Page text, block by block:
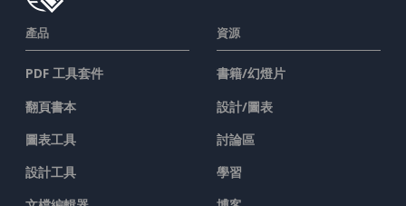
產品
PDF 工具套件
翻頁書本
圖表工具
設計工具
資源
書籍/幻燈片
設計/圖表
討論區
學習